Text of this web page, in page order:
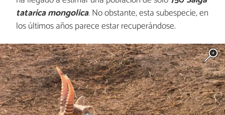
tatarica mongolica. No obstante, esta subespecie, en
los últimos años parece estar recuperándose.